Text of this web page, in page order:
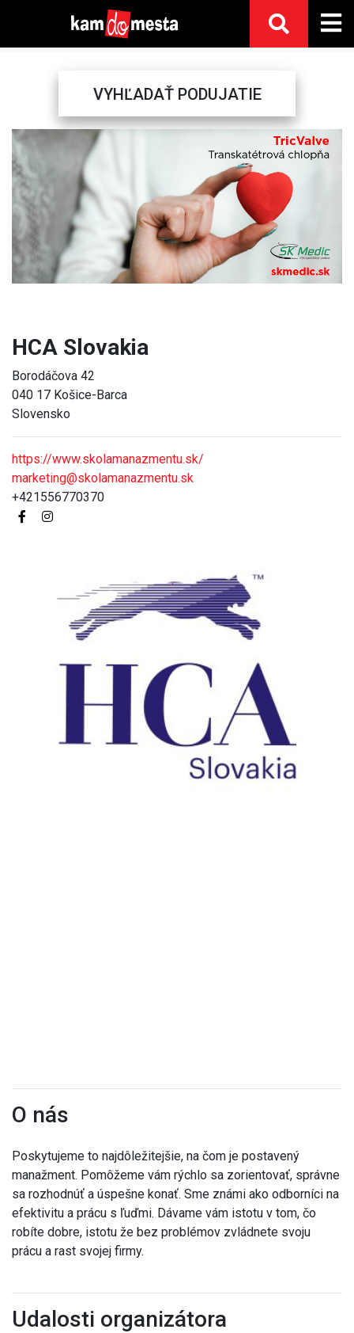
VYHĽADAŤ PODUJATIE
Previous
HCA Slovakia
Borodáčova 42
040 17 Košice-Barca
Slovensko
https://www.skolamanazmentu.sk/
marketing@skolamanazmentu.sk
+421556770370
O nás
Poskytujeme to najdôležitejšie, na čom je postavený
manažment. Pomôžeme vám rýchlo sa zorientovať, správne
sa rozhodnúť a úspešne konať. Sme známi ako odborníci na
efektivitu a prácu s ľuďmi. Dávame vám istotu v tom, čo
robíte dobre, istotu že bez problémov zvládnete svoju
prácu a rast svojej firmy.
Udalosti organizátora